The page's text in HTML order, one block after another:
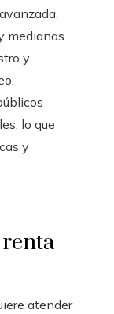
medianas
y
lo que
y
atender